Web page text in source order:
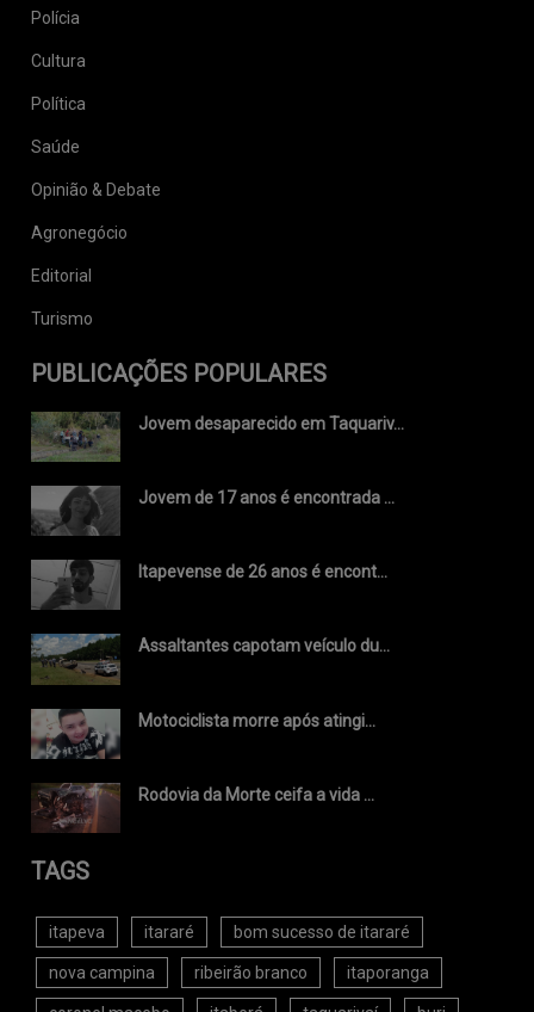
Polícia
Cultura
Política
Saúde
Opinião & Debate
Agronegócio
Editorial
Turismo
PUBLICAÇÕES POPULARES
Jovem desaparecido em Taquariv...
Jovem de 17 anos é encontrada ...
Itapevense de 26 anos é encont...
Assaltantes capotam veículo du...
Motociclista morre após atingi...
Rodovia da Morte ceifa a vida ...
TAGS
itapeva itararé bom sucesso de itararé
nova campina ribeirão branco itaporanga